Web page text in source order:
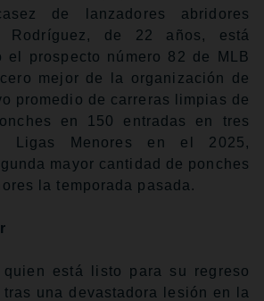
de lanzadores abridores
Rodríguez, de 22 años, está
el prospecto número 82 de MLB
mejor de la organización de
promedio de carreras limpias de
en 150 entradas en tres
Ligas Menores en el 2025,
mayor cantidad de ponches
la temporada pasada.
está listo para su regreso
una devastadora lesión en la